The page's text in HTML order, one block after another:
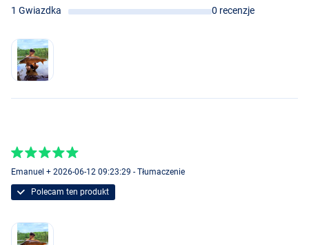
1 Gwiazdka
0 recenzje
Emanuel + 2026-06-12 09:23:29 - Tłumaczenie
Polecam ten produkt